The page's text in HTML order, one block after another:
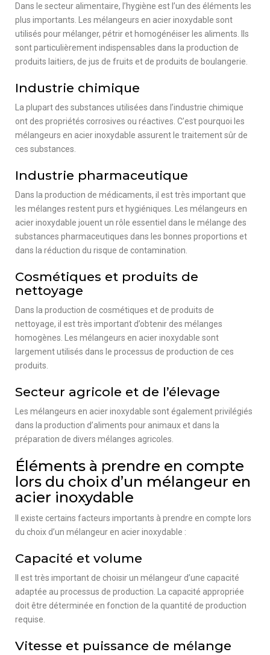
Dans le secteur alimentaire, l’hygiène est l’un des éléments les
plus importants. Les mélangeurs en acier inoxydable sont
utilisés pour mélanger, pétrir et homogénéiser les aliments. Ils
sont particulièrement indispensables dans la production de
produits laitiers, de jus de fruits et de produits de boulangerie.
Industrie chimique
La plupart des substances utilisées dans l’industrie chimique
ont des propriétés corrosives ou réactives. C’est pourquoi les
mélangeurs en acier inoxydable assurent le traitement sûr de
ces substances.
Industrie pharmaceutique
Dans la production de médicaments, il est très important que
les mélanges restent purs et hygiéniques. Les mélangeurs en
acier inoxydable jouent un rôle essentiel dans le mélange des
substances pharmaceutiques dans les bonnes proportions et
dans la réduction du risque de contamination.
Cosmétiques et produits de
nettoyage
Dans la production de cosmétiques et de produits de
nettoyage, il est très important d’obtenir des mélanges
homogènes. Les mélangeurs en acier inoxydable sont
largement utilisés dans le processus de production de ces
produits.
Secteur agricole et de l’élevage
Les mélangeurs en acier inoxydable sont également privilégiés
dans la production d’aliments pour animaux et dans la
préparation de divers mélanges agricoles.
Éléments à prendre en compte
lors du choix d’un mélangeur en
acier inoxydable
Il existe certains facteurs importants à prendre en compte lors
du choix d’un mélangeur en acier inoxydable :
Capacité et volume
Il est très important de choisir un mélangeur d’une capacité
adaptée au processus de production. La capacité appropriée
doit être déterminée en fonction de la quantité de production
requise.
Vitesse et puissance de mélange